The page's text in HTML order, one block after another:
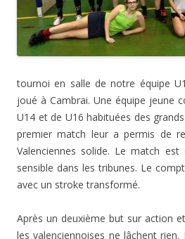
tournoi en salle de notre équipe
joué à Cambrai. Une équipe jeune
U14 et de U16 habituées des
premier match leur a permis de
Valenciennes solide. Le match
sensible dans les tribunes. Le
avec un stroke transformé.
Après un deuxième but sur action
les valenciennoises ne lâchent